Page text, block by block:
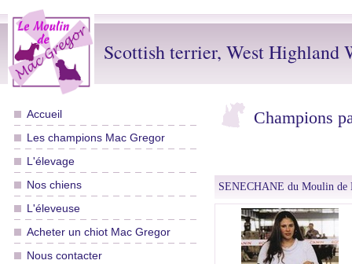
Scottish terrier, West
Accueil
Les champions Mac Gregor
L'élevage
Nos chiens
L'éleveuse
Acheter un chiot Mac Gregor
Nous contacter
Champions
SENECHANE du Moulin de